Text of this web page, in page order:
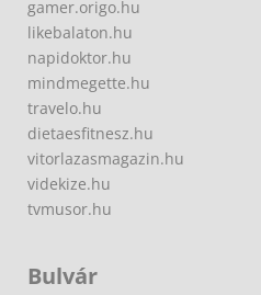
gamer.origo.hu
likebalaton.hu
napidoktor.hu
mindmegette.hu
travelo.hu
dietaesfitnesz.hu
vitorlazasmagazin.hu
videkize.hu
tvmusor.hu
Bulvár